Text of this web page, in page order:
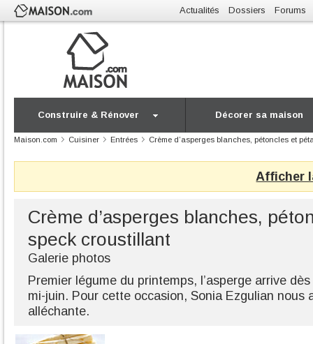
Actualités Dossiers Forums
Construire & Rénover Décorer sa maison
Maison.com Cuisiner Entrées Crème d’asperges blanches, pétoncles et
Afficher
Crème d’asperges blanches,
speck croustillant
Galerie photos
Premier légume du printemps, l’asperge arrive
mi-juin. Pour cette occasion, Sonia Ezgulian nous
alléchante.